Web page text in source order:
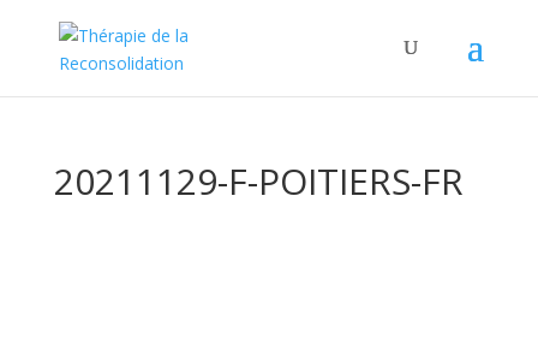
20211129-F-POITIERS-FR